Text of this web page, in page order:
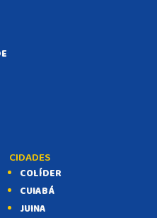
CIDADES
COLÍDER
CUIABÁ
JUINA